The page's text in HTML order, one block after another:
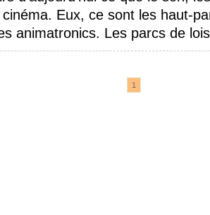
Eux, ce sont les haut-
animatronics. Les parcs de
1